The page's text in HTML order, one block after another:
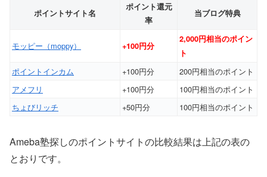
ポイントサイト名
ポイント還元
率
当ブログ特典
モッピー（moppy） +100円分
2,000円相当のポイン
ト
ポイントインカム +100円分
200円相当のポイント
アメフリ
+100円分
100円相当のポイント
ちょびリッチ
+50円分 100円相当のポイント
Ameba塾探しのポイントサイトの比較結果は上記の表の
とおりです。